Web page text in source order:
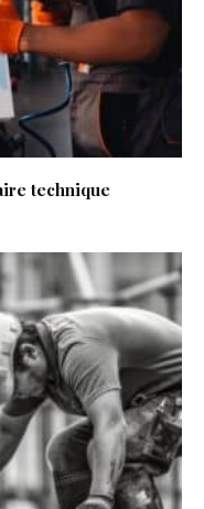
technique